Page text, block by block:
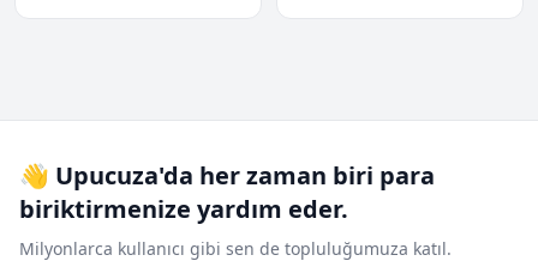
👋 Upucuza'da her zaman biri para
biriktirmenize yardım eder.
Milyonlarca kullanıcı gibi sen de topluluğumuza katıl.